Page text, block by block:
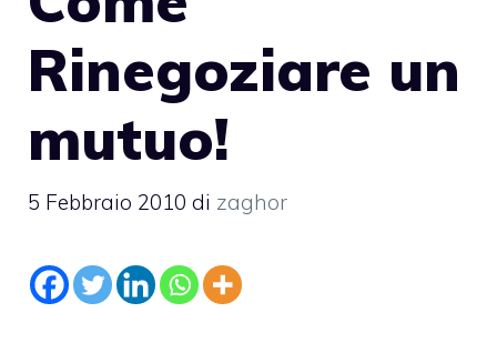
Rinegoziare un
mutuo!
5 Febbraio 2010 di zaghor